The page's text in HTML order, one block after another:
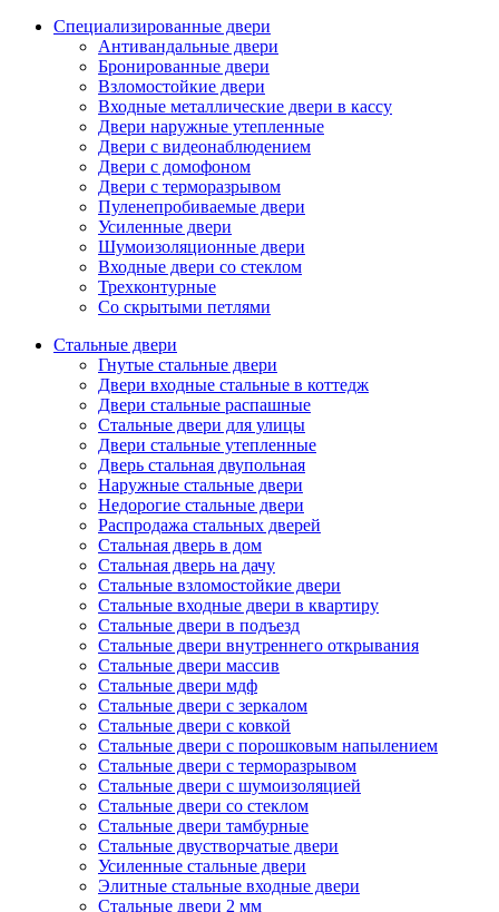
Специализированные двери
Антивандальные двери
Бронированные двери
Взломостойкие двери
Входные металлические двери в кассу
Двери наружные утепленные
Двери с видеонаблюдением
Двери с домофоном
Двери с терморазрывом
Пуленепробиваемые двери
Усиленные двери
Шумоизоляционные двери
Входные двери со стеклом
Трехконтурные
Со скрытыми петлями
Стальные двери
Гнутые стальные двери
Двери входные стальные в коттедж
Двери стальные распашные
Стальные двери для улицы
Двери стальные утепленные
Дверь стальная двупольная
Наружные стальные двери
Недорогие стальные двери
Распродажа стальных дверей
Стальная дверь в дом
Стальная дверь на дачу
Стальные взломостойкие двери
Стальные входные двери в квартиру
Стальные двери в подъезд
Стальные двери внутреннего открывания
Стальные двери массив
Стальные двери мдф
Стальные двери с зеркалом
Стальные двери с ковкой
Стальные двери с порошковым напылением
Стальные двери с терморазрывом
Стальные двери с шумоизоляцией
Стальные двери со стеклом
Стальные двери тамбурные
Стальные двустворчатые двери
Усиленные стальные двери
Элитные стальные входные двери
Стальные двери 2 мм